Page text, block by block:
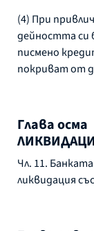
(4) При
дейността си
писмено
покриват от
Глава осма
Чл. 11.
ликвидация